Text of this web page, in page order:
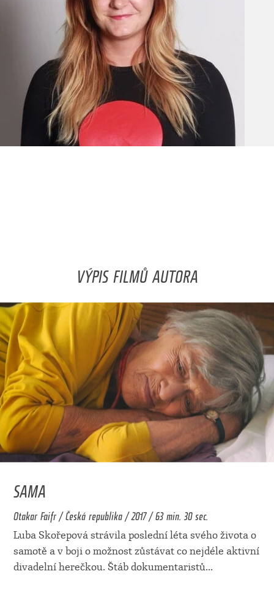
VÝPIS FILMŮ AUTORA
SAMA
Otakar Faifr / Česká republika / 2017 / 63 min. 30 sec.
Luba Skořepová strávila poslední léta svého života o
samotě a v boji o možnost zůstávat co nejdéle aktivní
divadelní herečkou. Štáb dokumentaristů...